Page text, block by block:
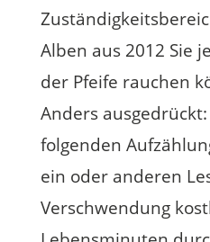
Alben aus 2012 Sie
der Pfeife rauchen
Anders
folgenden
ein oder anderen
Verschwendung